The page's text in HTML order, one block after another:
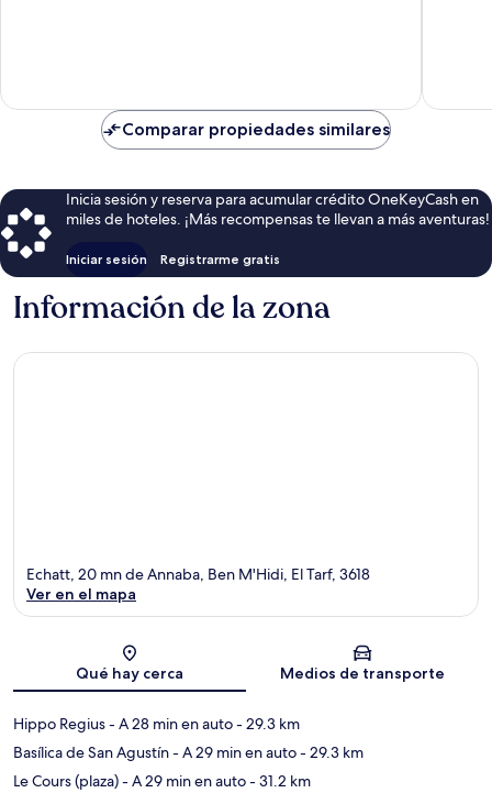
Comparar propiedades similares
Inicia sesión y reserva para acumular crédito OneKeyCash en
miles de hoteles. ¡Más recompensas te llevan a más aventuras!
Iniciar sesión Registrarme gratis
Información de la zona
Sección del mapa
Echatt, 20 mn de Annaba, Ben M'Hidi, El Tarf, 3618
Ver en el mapa
Qué hay cerca Medios de transporte
Hippo Regius- A 28 min en auto- 29.3 km
Basílica de San Agustín- A 29 min en auto- 29.3 km
Le Cours (plaza)- A 29 min en auto- 31.2 km